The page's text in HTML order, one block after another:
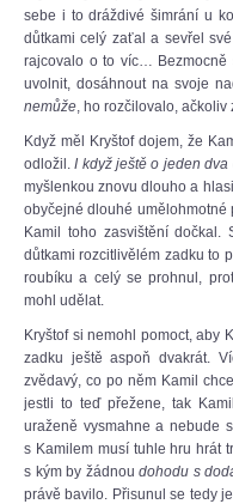
sebe i to dráždivé šimrání u
důtkami celý zaťal a sevřel
rajcovalo o to víc… Bezmocně
uvolnit, dosáhnout na svoje
nemůže, ho rozčilovalo,
Když měl Kryštof dojem, že
odložil.I když ještě o jeden
myšlenkou znovu dlouho a
obyčejné dlouhé umělohmotné
Kamil toho zasvištění
důtkami rozcitlivělém zadku to
roubíku a celý se prohnul,
mohl udělat.
Kryštof si nemohl pomoct, aby
zadku ještě aspoň dvakrát.
zvědavý, co po něm Kamil
jestli to teď přežene, tak
uraženě vysmahne a nebude
s Kamilem musí tuhle hru hrát
s kým by žádnoudohodu s
právě bavilo. Přisunul se tedy